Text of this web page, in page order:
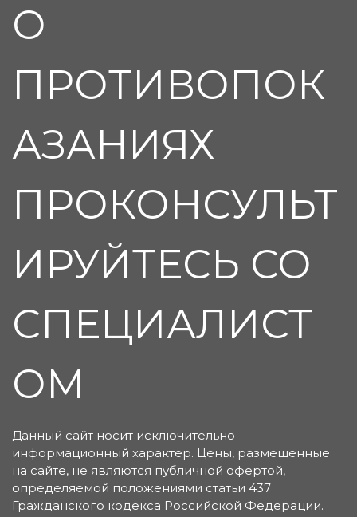
О
ПРОТИВОПОК
АЗАНИЯХ
ПРОКОНСУЛЬТ
ИРУЙТЕСЬ СО
СПЕЦИАЛИСТ
ОМ
Данный сайт носит исключительно
информационный характер. Цены, размещенные
на сайте, не являются публичной офертой,
определяемой положениями статьи 437
Гражданского кодекса Российской Федерации.